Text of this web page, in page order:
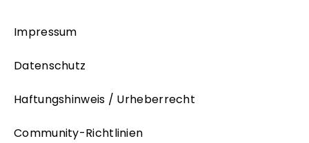
Impressum
Datenschutz
Haftungshinweis / Urheberrecht
Community-Richtlinien